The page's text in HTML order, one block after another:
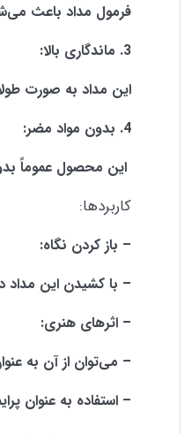
فرمول مداد باعث
3. ماندگاری بالا:
این مداد به صورت
4. بدون مواد مضر:
این محصول عموماً
کاربردها:
– باز کردن نگاه:
– با کشیدن این
– اثرهای هنری:
– می‌توان از آن به
– استفاده به عنوان